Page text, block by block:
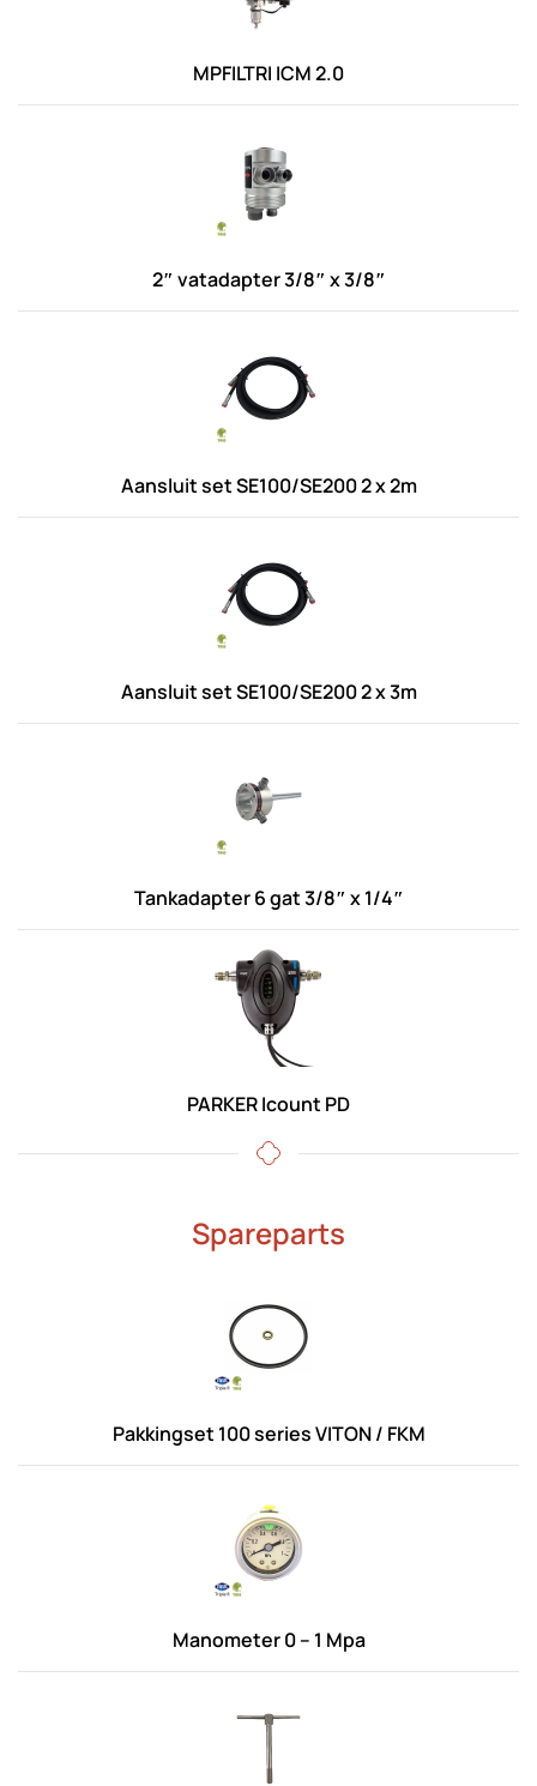
MPFILTRI ICM 2.0
2″ vatadapter 3/8″ x 3/8″
Aansluit set SE100/SE200 2 x 2m
Aansluit set SE100/SE200 2 x 3m
Tankadapter 6 gat 3/8″ x 1/4″
PARKER Icount PD
Spareparts
Pakkingset 100 series VITON / FKM
Manometer 0 – 1 Mpa